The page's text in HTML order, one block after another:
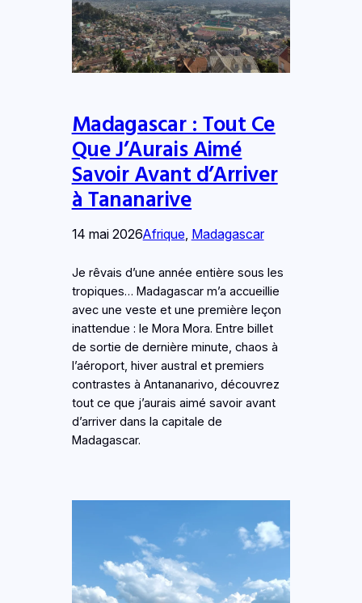
Madagascar : Tout Ce
Que J’Aurais Aimé
Savoir Avant d’Arriver
à Tananarive
14 mai 2026Afrique, Madagascar
Je rêvais d’une année entière sous les
tropiques… Madagascar m’a accueillie
avec une veste et une première leçon
inattendue : le Mora Mora. Entre billet
de sortie de dernière minute, chaos à
l’aéroport, hiver austral et premiers
contrastes à Antananarivo, découvrez
tout ce que j’aurais aimé savoir avant
d’arriver dans la capitale de
Madagascar.